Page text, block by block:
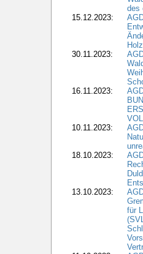
des
15.12.2023:
30.11.2023:
16.11.2023:
10.11.2023:
18.10.2023:
13.10.2023:
für